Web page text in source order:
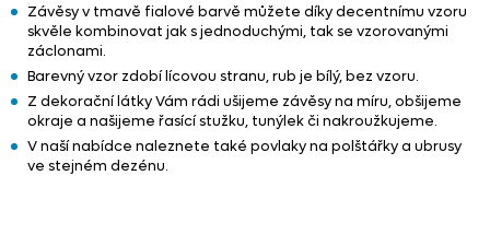
Závěsy v tmavě fialové barvě můžete díky decentnímu vzoru
skvěle kombinovat jak s jednoduchými, tak se vzorovanými
záclonami.
Barevný vzor zdobí lícovou stranu, rub je bílý, bez vzoru.
Z dekorační látky Vám rádi ušijeme závěsy na míru, obšijeme
okraje a našijeme řasící stužku, tunýlek či nakroužkujeme.
V naší nabídce naleznete také povlaky na polštářky a ubrusy
ve stejném dezénu.